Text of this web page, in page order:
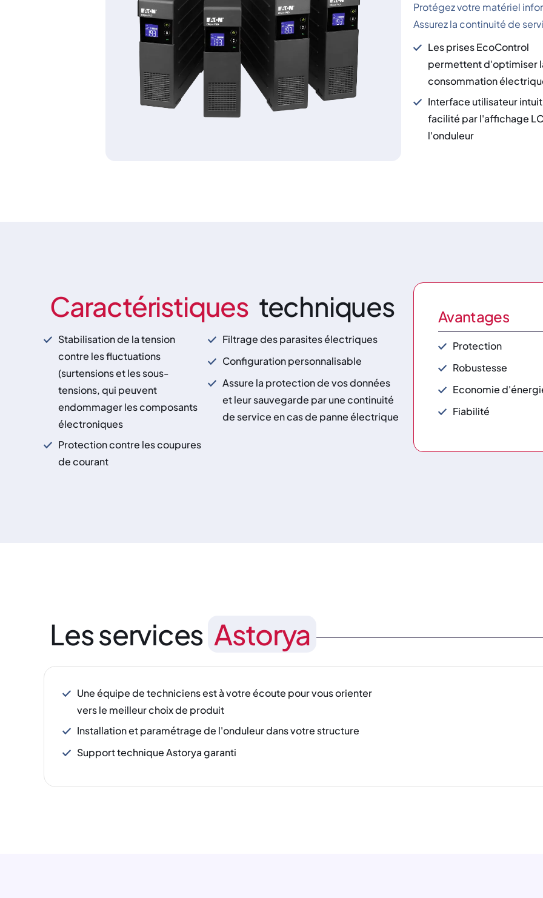
Protégez votre matériel
Assurez la continuité de
Les prises EcoControl
permettent d'optimiser
consommation
Interface utilisateur
facilité par l'affichage
l'onduleur
Caractéristiques techniques
Stabilisation de la tension
contre les fluctuations
(surtensions et les sous-
tensions, qui peuvent
endommager les composants
électroniques
Protection contre les coupures
de courant
Filtrage des parasites électriques
Configuration personnalisable
Assure la protection de vos données
et leur sauvegarde par une continuité
de service en cas de panne électrique
Avantages
Protection
Robustesse
Economie
Fiabilité
Les services Astorya
Une équipe de techniciens est à votre écoute pour vous orienter
vers le meilleur choix de produit
Installation et paramétrage de l'onduleur dans votre structure
Support technique Astorya garanti